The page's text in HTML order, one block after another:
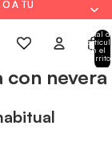
A TU
A TU
Total
en el
carrito:
con nevera